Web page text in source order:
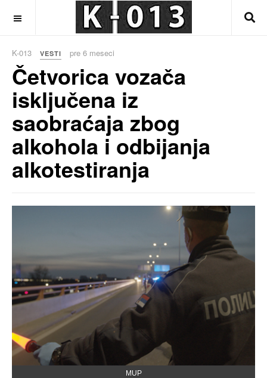
K-013 VESTI pre 6 meseci
Četvorica vozača
isključena iz
saobraćaja zbog
alkohola i odbijanja
alkotestiranja
MUP